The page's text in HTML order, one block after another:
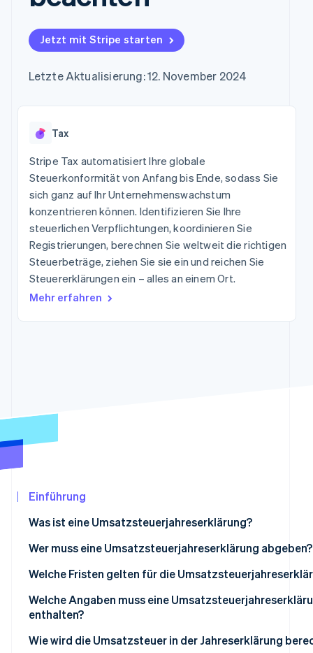
125
Terminal
Zahlungen vor Ort
Boost
Autorisierungsraten
Beschleunigter
Financial
Connections
Verbundene
Finanzdaten
Product roadmap
Ausblick
Radar
Online-Identitätsprüfung
Jetzt ansehen
Geldmanagement
SaaS
Bewirtung, Reisen und
Freizeit
Versicherungen
Medien und
Unterhaltung
Gemeinnützige
Organisationen
Fachdienstleistungen
Öffentlicher Sektor
Einzelhandel
Ecosystem
Marktplatz auf
Abonnementverwaltung
nutzungsbasierte
Abrechnung um
Karten ausgeben: So
Diensten mit Agenten
Ressourcen
App-Integrationen
Code-Beispiele
Entwickler-Blog
API-Status
Stripe Sessions
Karriere
Stripe Press
kontaktieren
Partner werden
Jetzt mit Stripe starten
Letzte Aktualisierung: 12. November 2024
Tax
Stripe Tax automatisiert Ihre globale
Steuerkonformität von Anfang bis Ende, sodass Sie
sich ganz auf Ihr Unternehmenswachstum
konzentrieren können. Identifizieren Sie Ihre
steuerlichen Verpflichtungen, koordinieren Sie
Registrierungen, berechnen Sie weltweit die richtigen
Steuerbeträge, ziehen Sie sie ein und reichen Sie
Steuererklärungen ein – alles an einem Ort.
Mehr erfahren
Einführung
Was ist eine Umsatzsteuerjahreserklärung?
Wer muss eine Umsatzsteuerjahreserklärung abgeben?
Welche Fristen gelten für die
Welche Angaben muss eine
enthalten?
Wie wird die Umsatzsteuer in der Jahreserklärung